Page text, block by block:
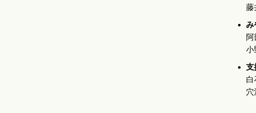
藤
み
小
支
白
穴